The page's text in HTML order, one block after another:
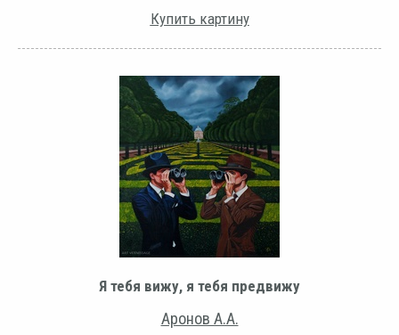
Купить картину
Я тебя вижу, я тебя предвижу
Аронов А.А.